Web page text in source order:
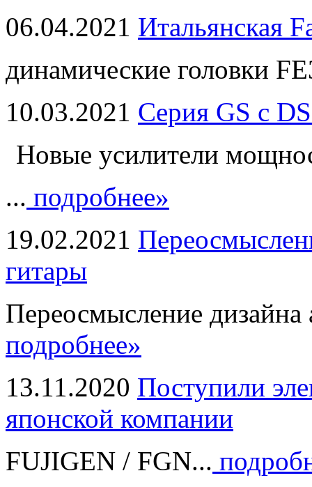
06.04.2021 Итальянская
динамические головки
10.03.2021 Серия GS с
Новые усилители
... подробнее»
19.02.2021
гитары
Переосмысление дизайна
подробнее»
13.11.2020 Поступили
японской компании
FUJIGEN / FGN...